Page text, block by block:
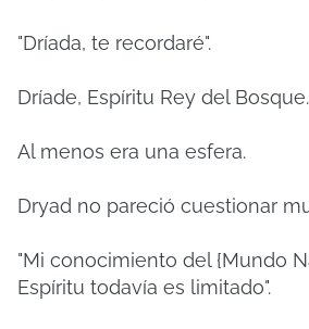
"Dríada, te recordaré".
Dríade, Espíritu Rey del Bosque.
Al menos era una esfera.
Dryad no pareció cuestionar
"Mi conocimiento del {Mundo
Espíritu todavía es limitado".